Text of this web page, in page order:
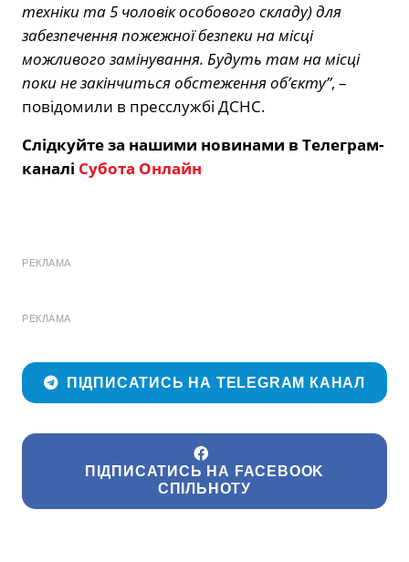
техніки та 5 чоловік особового складу) для
забезпечення пожежної безпеки на місці
можливого замінування. Будуть там на місці
поки не закінчиться обстеження об’єкту”, –
повідомили в пресслужбі ДСНС.
Слідкуйте за нашими новинами в Телеграм-
каналі Субота Онлайн
РЕКЛАМА
РЕКЛАМА
ПІДПИСАТИСЬ НА TELEGRAM КАНАЛ
ПІДПИСАТИСЬ НА FACEBOOK
СПІЛЬНОТУ